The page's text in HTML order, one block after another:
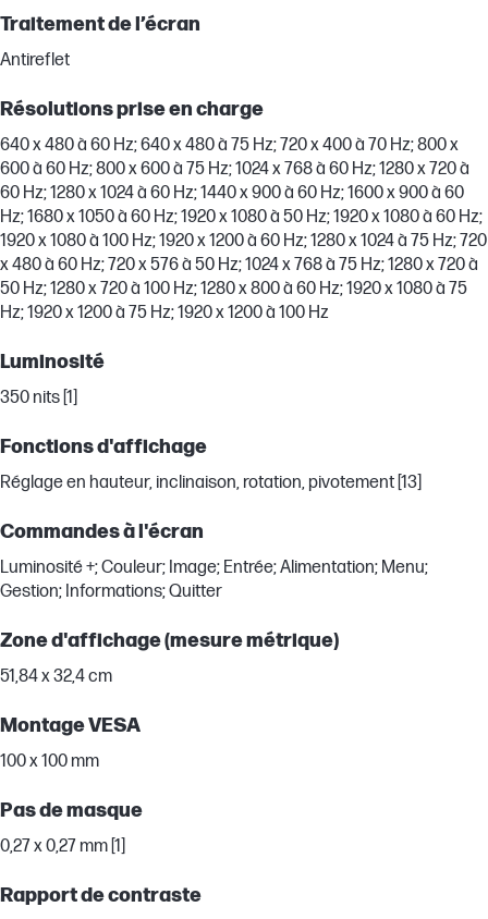
Traitement de l’écran
Antireflet
Résolutions prise en charge
640 x 480 à 60 Hz; 640 x 480 à 75 Hz; 720 x 400 à 70 Hz; 800 x
600 à 60 Hz; 800 x 600 à 75 Hz; 1024 x 768 à 60 Hz; 1280 x 720 à
60 Hz; 1280 x 1024 à 60 Hz; 1440 x 900 à 60 Hz; 1600 x 900 à 60
Hz; 1680 x 1050 à 60 Hz; 1920 x 1080 à 50 Hz; 1920 x 1080 à 60 Hz;
1920 x 1080 à 100 Hz; 1920 x 1200 à 60 Hz; 1280 x 1024 à 75 Hz; 720
x 480 à 60 Hz; 720 x 576 à 50 Hz; 1024 x 768 à 75 Hz; 1280 x 720 à
50 Hz; 1280 x 720 à 100 Hz; 1280 x 800 à 60 Hz; 1920 x 1080 à 75
Hz; 1920 x 1200 à 75 Hz; 1920 x 1200 à 100 Hz
Luminosité
350 nits [1]
Fonctions d'affichage
Réglage en hauteur, inclinaison, rotation, pivotement [13]
Commandes à l'écran
Luminosité +; Couleur; Image; Entrée; Alimentation; Menu;
Gestion; Informations; Quitter
Zone d'affichage (mesure métrique)
51,84 x 32,4 cm
Montage VESA
100 x 100 mm
Pas de masque
0,27 x 0,27 mm [1]
Rapport de contraste